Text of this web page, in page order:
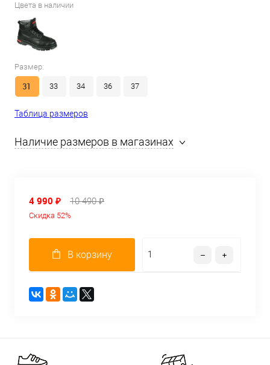
Цвета в наличии
Размер:
31 33 34 36 37
Таблица размеров
Наличие размеров в магазинах
4 990 ₽ 10 490 ₽
Скидка 52%
В корзину